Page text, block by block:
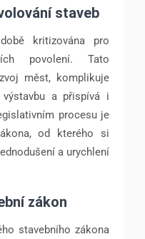
staveb
kritizována pro
povolení. Tato
měst, komplikuje
a přispívá i
procesu je
od kterého si
a urychlení
zákon
stavebního zákona